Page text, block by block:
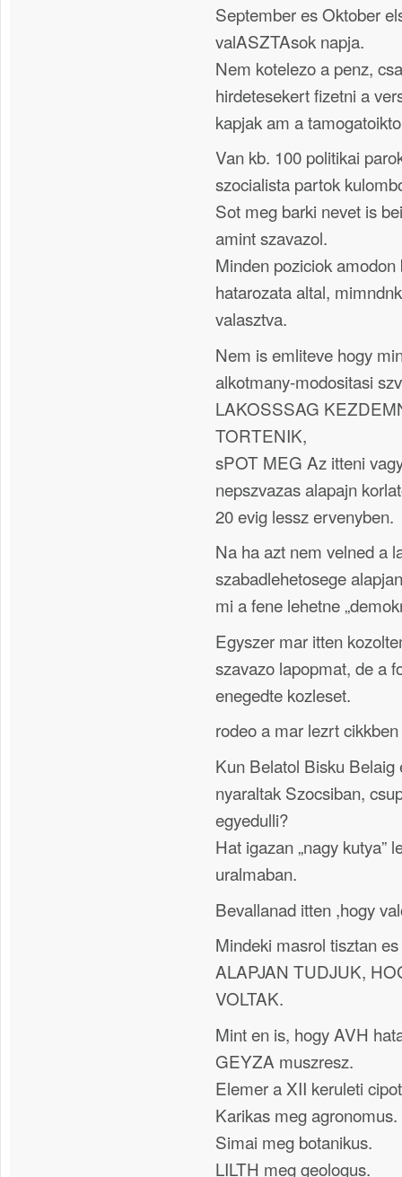
September es Oktober
valASZTAsok napja.
Nem kotelezo a penz,
hirdetesekert fizetni a
kapjak am a
Van kb. 100 politikai
szocialista partok
Sot meg barki nevet is
amint szavazol.
Minden poziciok
hatarozata altal,
valasztva.
Nem is emliteve hogy
alkotmany-modositasi
LAKOSSSAG
TORTENIK,
sPOT MEG Az itteni
nepszvazas alapajn
20 evig lessz ervenyben.
Na ha azt nem velned a
szabadlehetosege
mi a fene lehetne
Egyszer mar itten
szavazo lapopmat, de a
enegedte kozleset.
rodeo a mar lezrt
Kun Belatol Bisku Belaig
nyaraltak Szocsiban,
egyedulli?
Hat igazan „nagy kutya”
uralmaban.
Bevallanad itten ,hogy
Mindeki masrol tisztan
ALAPJAN TUDJUK,
VOLTAK.
Mint en is, hogy AVH
GEYZA muszresz.
Elemer a XII keruleti
Karikas meg agronomus.
Simai meg botanikus.
LILTH meg geologus.